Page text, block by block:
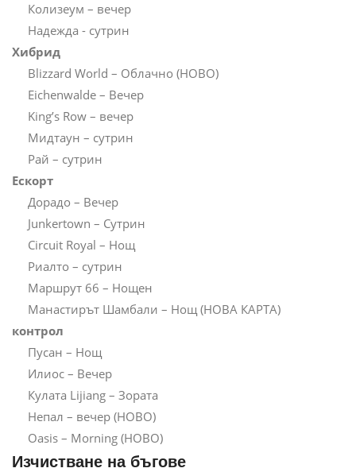
Колизеум – вечер
Надежда - сутрин
Хибрид
Blizzard World – Облачно (НОВО)
Eichenwalde – Вечер
King’s Row – вечер
Мидтаун – сутрин
Рай – сутрин
Ескорт
Дорадо – Вечер
Junkertown – Сутрин
Circuit Royal – Нощ
Риалто – сутрин
Маршрут 66 – Нощен
Манастирът Шамбали – Нощ (НОВА КАРТА)
контрол
Пусан – Нощ
Илиос – Вечер
Кулата Lijiang – Зората
Непал – вечер (НОВО)
Oasis – Morning (НОВО)
Изчистване на бъгове